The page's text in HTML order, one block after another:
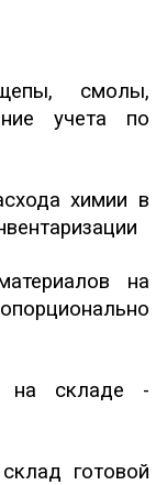
смолы,
учета по
химии в
на
складе -
готовой